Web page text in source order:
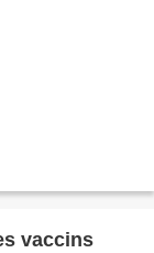
vaccins